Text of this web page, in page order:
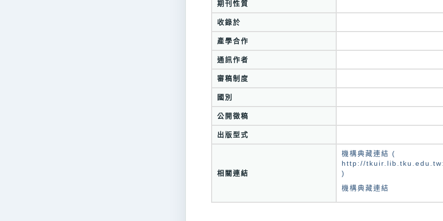
期刊性質
收錄於
產學合作
通訊作者
審稿制度
國別
公開徵稿
出版型式
相關連結
機構典藏連結 (
http://
)
機構典藏連結